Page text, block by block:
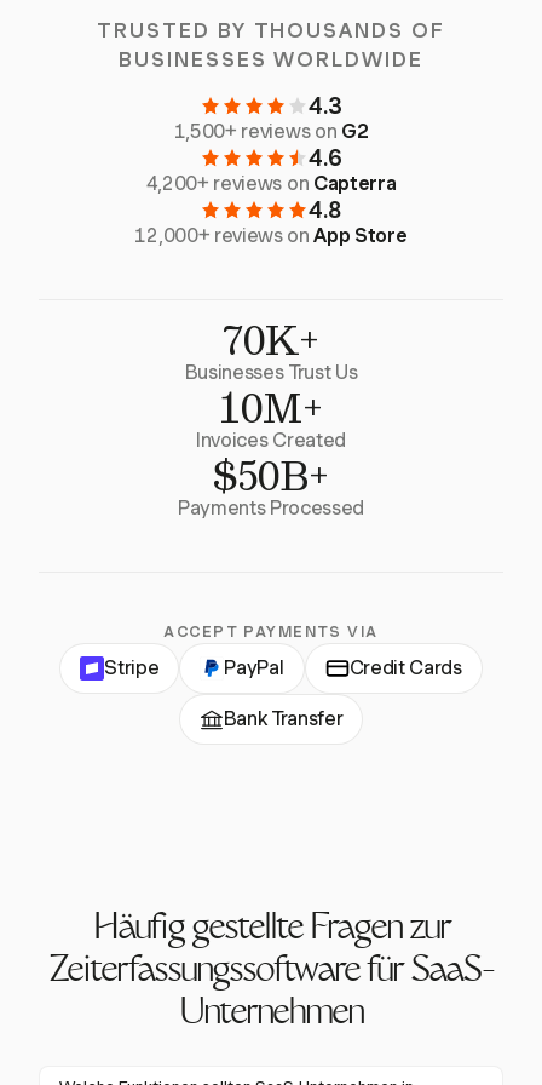
TRUSTED BY THOUSANDS OF
BUSINESSES WORLDWIDE
4.3
1,500+ reviews on G2
4.6
4,200+ reviews on Capterra
4.8
12,000+ reviews onApp Store
70K+
Businesses Trust Us
10M+
Invoices Created
$50B+
Payments Processed
ACCEPT PAYMENTS VIA
Stripe PayPal Credit Cards
Bank Transfer
Häufig gestellte Fragen zur
Zeiterfassungssoftware für SaaS-
Unternehmen